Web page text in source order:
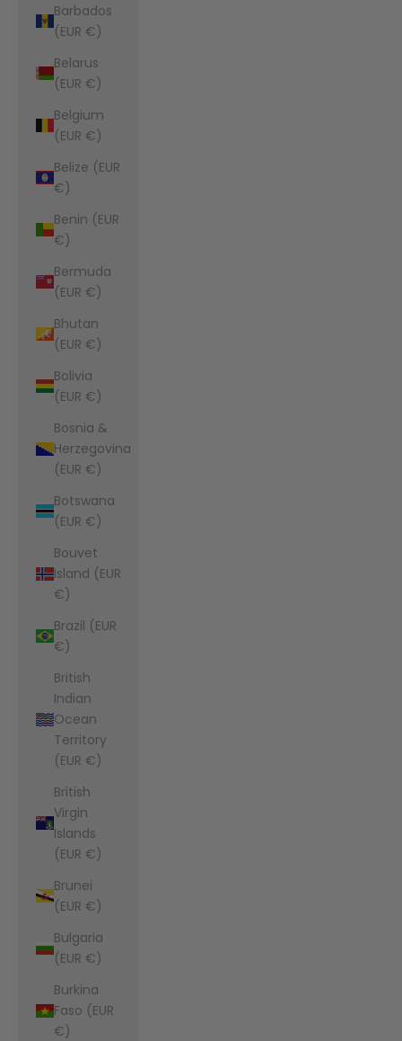
Barbados
(EUR €)
Belarus
(EUR €)
Belgium
(EUR €)
Belize (EUR
€)
Benin (EUR
€)
Bermuda
(EUR €)
Bhutan
(EUR €)
Bolivia
(EUR €)
Bosnia &
Herzegovina
(EUR €)
Botswana
(EUR €)
Bouvet
Island (EUR
€)
Brazil (EUR
€)
British
Indian
Ocean
Territory
(EUR €)
British
Virgin
Islands
(EUR €)
Brunei
(EUR €)
Bulgaria
(EUR €)
Burkina
Faso (EUR
€)